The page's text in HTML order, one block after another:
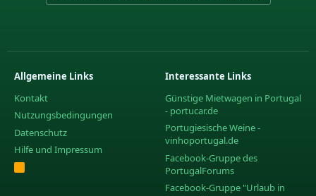
Allgemeine Links
Kontakt
Nutzungsbedingungen
Datenschutz
Hilfe und Impressum
R
S
Interessante Links
Günstige Mietwagen in Portugal
- portucar.de
Portugiesische Weine -
vinhoportugal.de
Facebook-Gruppe des
PortugalForums
Facebook-Gruppe "Urlaub in